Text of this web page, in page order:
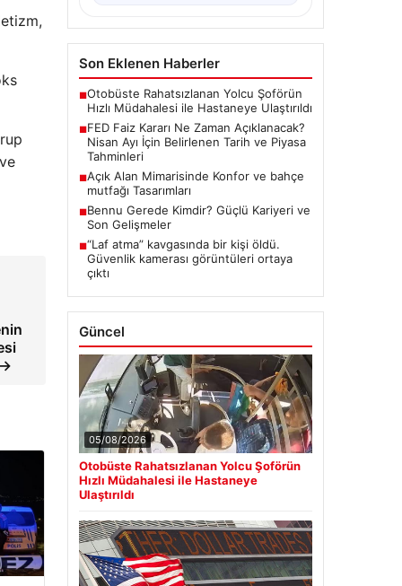
Son Eklenen Haberler
■Otobüste Rahatsızlanan Yolcu Şoförün
Hızlı Müdahalesi ile Hastaneye Ulaştırıldı
■FED Faiz Kararı Ne Zaman Açıklanacak?
Nisan Ayı İçin Belirlenen Tarih ve Piyasa
Tahminleri
■Açık Alan Mimarisinde Konfor ve bahçe
mutfağı Tasarımları
■Bennu Gerede Kimdir? Güçlü Kariyeri ve
Son Gelişmeler
■“Laf atma” kavgasında bir kişi öldü.
Güvenlik kamerası görüntüleri ortaya
çıktı
Güncel
05/08/2026
Otobüste Rahatsızlanan Yolcu Şoförün
Hızlı Müdahalesi ile Hastaneye
Ulaştırıldı